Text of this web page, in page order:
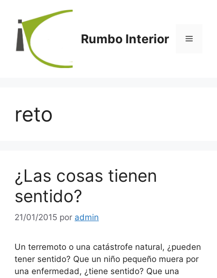
contenido
Rumbo Interior Menú
reto
¿Las cosas tienen
sentido?
21/01/2015 por admin
Un terremoto o una catástrofe natural, ¿pueden
tener sentido? Que un niño pequeño muera por
una enfermedad, ¿tiene sentido? Que una